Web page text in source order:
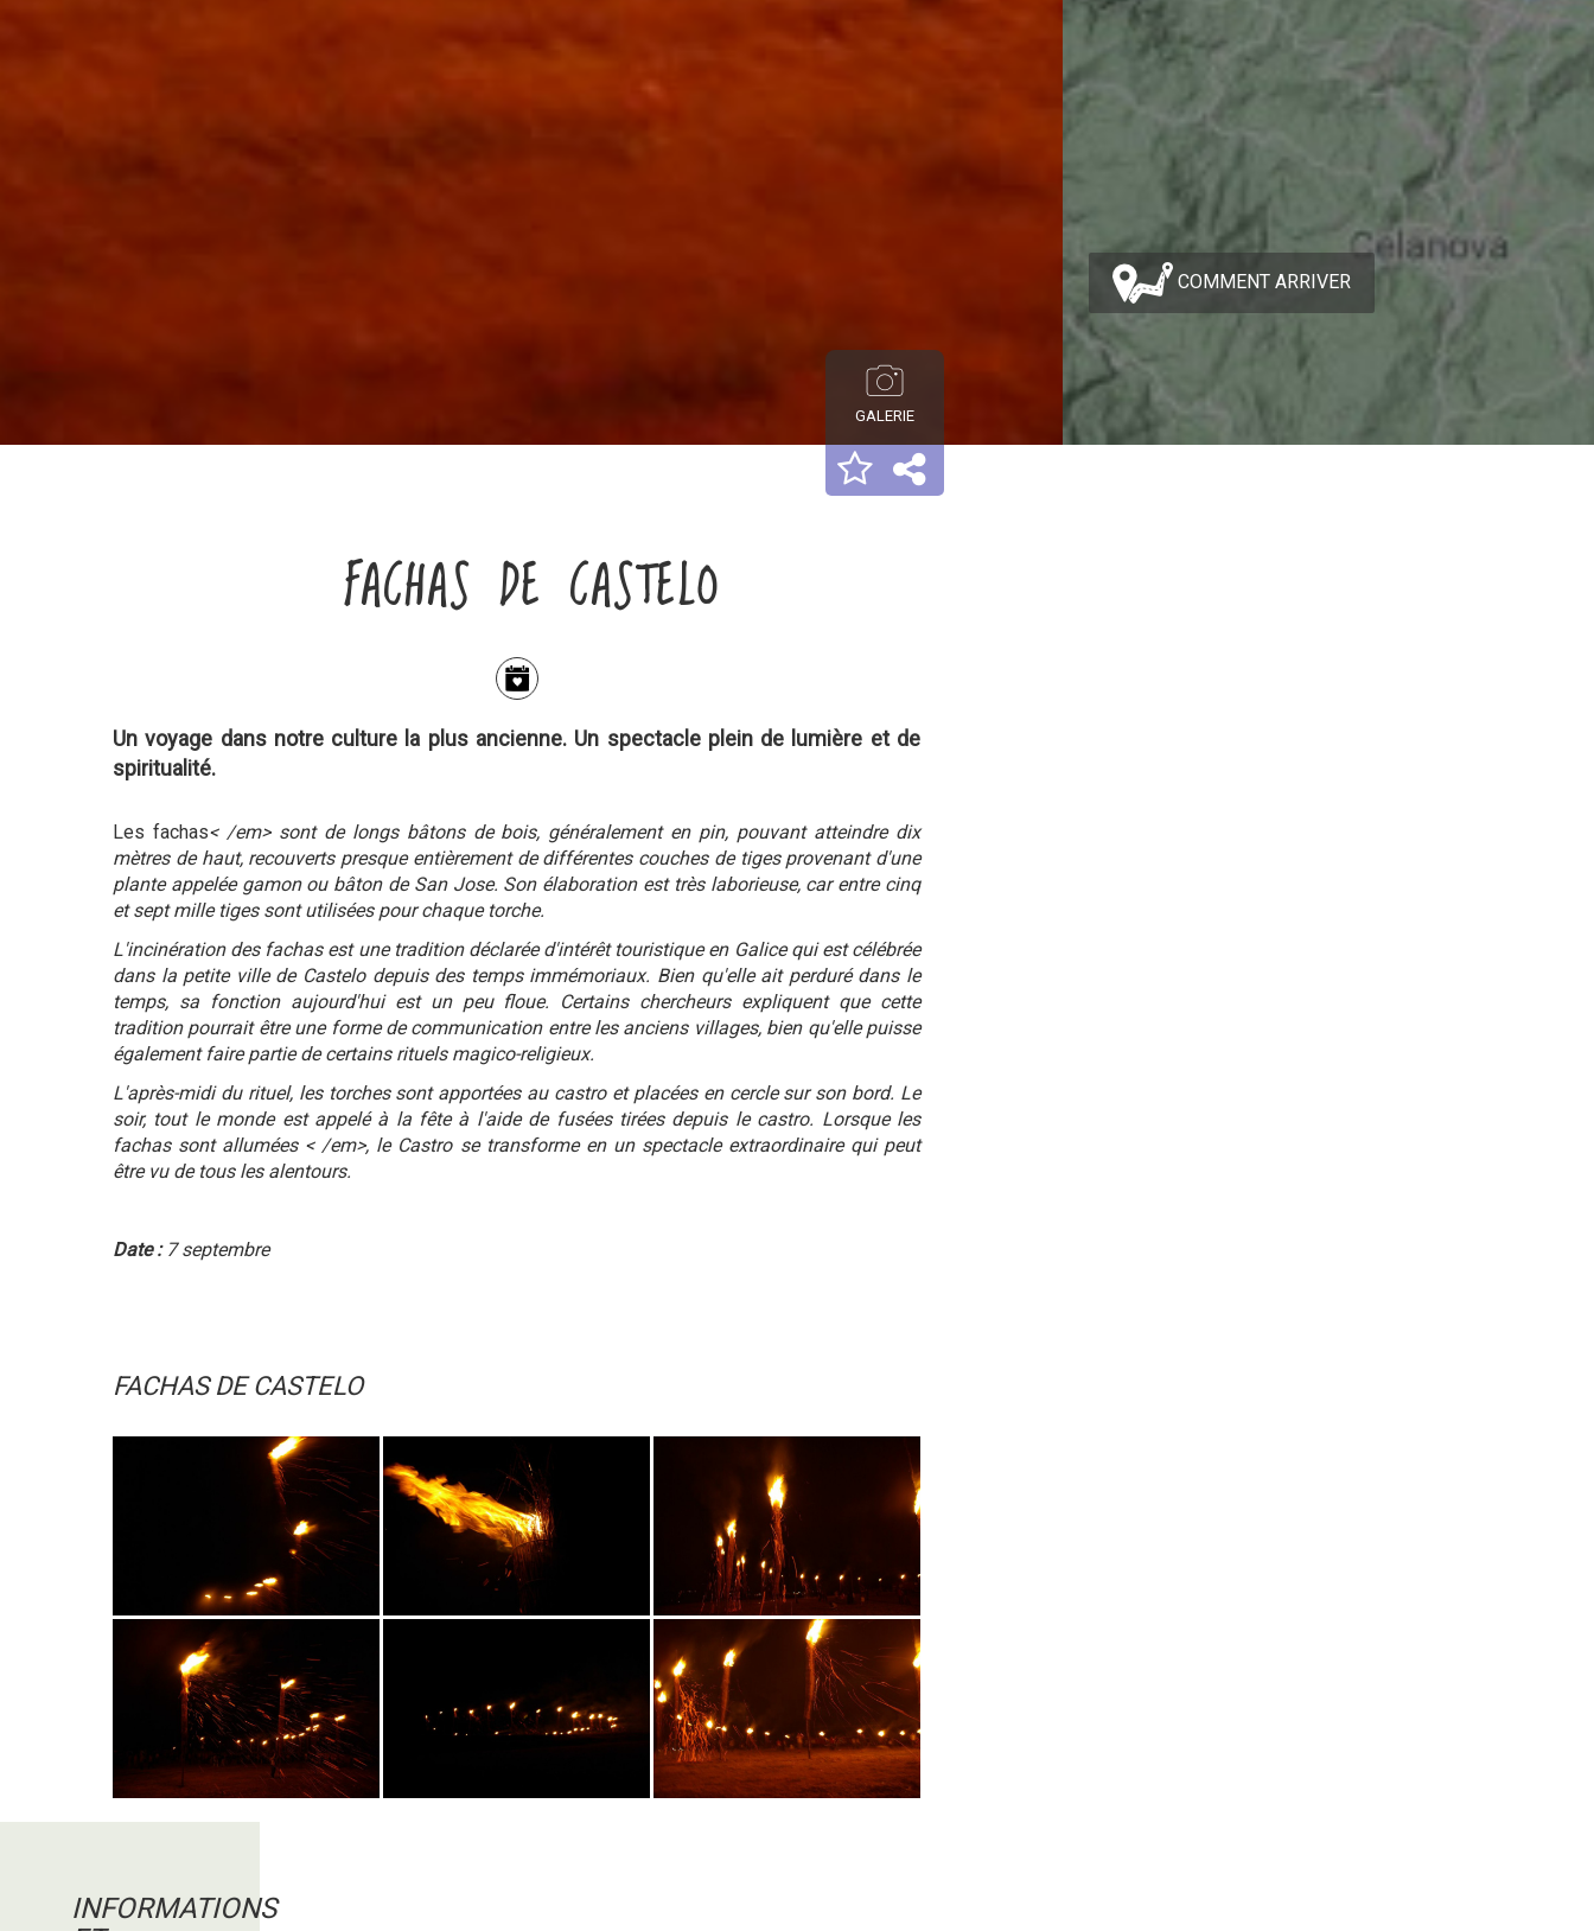
COMMENT ARRIVER
GALERIE
FACHAS DE CASTELO
Un voyage dans notre culture la plus ancienne. Un spectacle plein de lumière et de
spiritualité.
Les fachas< /em> sont de longs bâtons de bois, généralement en pin, pouvant atteindre dix
mètres de haut, recouverts presque entièrement de différentes couches de tiges provenant d'une
plante appelée gamonou bâton de San Jose. Son élaboration est très laborieuse, car entre cinq
et sept mille tiges sont utilisées pour chaque torche.
L'incinération des fachas est une tradition déclarée d'intérêt touristique en Galice qui est célébrée
dans la petite ville de Castelo depuis des temps immémoriaux. Bien qu'elle ait perduré dans le
temps, sa fonction aujourd'hui est un peu floue. Certains chercheurs expliquent que cette
tradition pourrait être une forme de communication entre les anciens villages, bien qu'elle puisse
également faire partie de certains rituels magico-religieux.
L'après-midi du rituel, les torches sont apportées au castro et placées en cercle sur son bord. Le
soir, tout le monde est appelé à la fête à l'aide de fusées tirées depuis le castro. Lorsque les
fachas sont allumées < /em>, le Castro se transforme en un spectacle extraordinaire qui peut
être vu de tous les alentours.
Date :7 septembre
FACHAS DE CASTELO
INFORMATIONS